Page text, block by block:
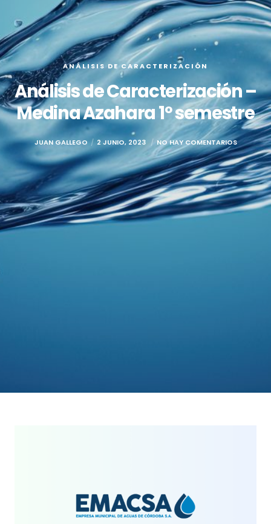
ANÁLISIS DE CARACTERIZACIÓN
Análisis de Caracterización –
Medina Azahara 1º semestre
JUAN GALLEGO 2 JUNIO, 2023 NO HAY COMENTARIOS